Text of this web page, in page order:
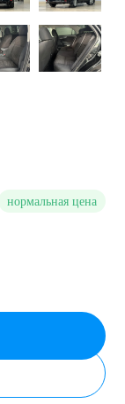
нормальная цена